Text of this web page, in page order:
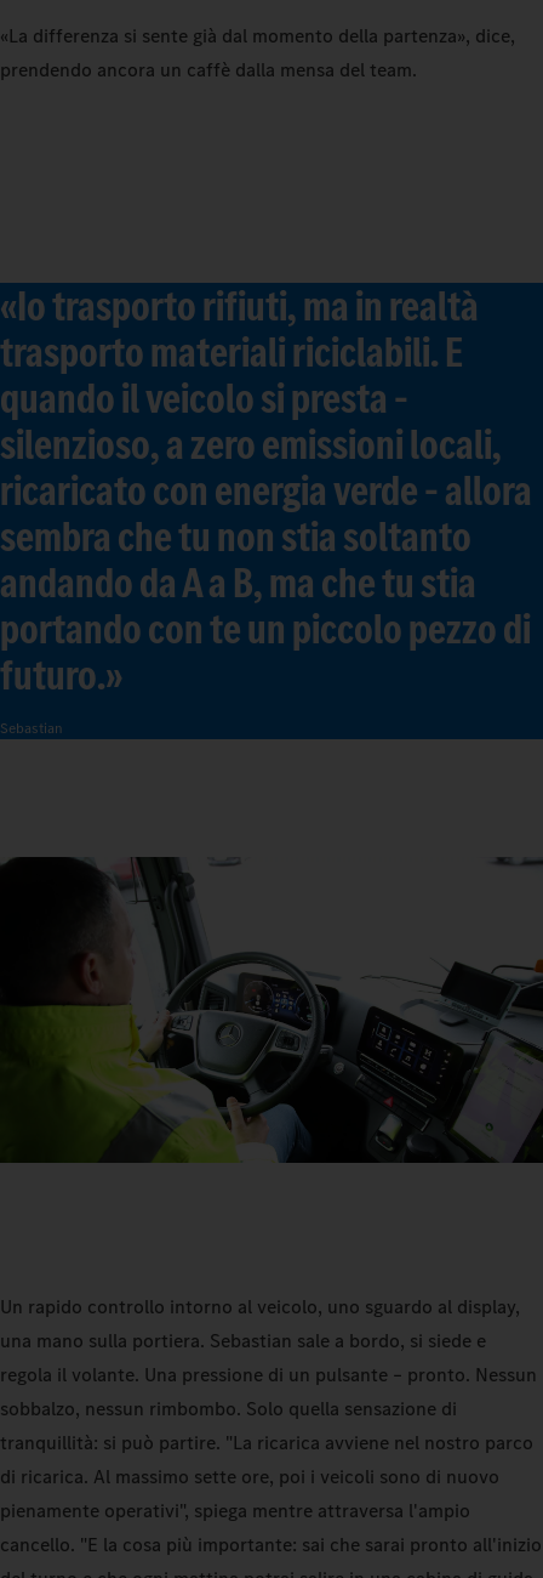
«La differenza si sente già dal momento della partenza», dice,
prendendo ancora un caffè dalla mensa del team.
«Io trasporto rifiuti, ma in realtà
trasporto materiali riciclabili. E
quando il veicolo si presta –
silenzioso, a zero emissioni locali,
ricaricato con energia verde – allora
sembra che tu non stia soltanto
andando da A a B, ma che tu stia
portando con te un piccolo pezzo di
futuro.»
Sebastian
Un rapido controllo intorno al veicolo, uno sguardo al display,
una mano sulla portiera. Sebastian sale a bordo, si siede e
regola il volante. Una pressione di un pulsante – pronto. Nessun
sobbalzo, nessun rimbombo. Solo quella sensazione di
tranquillità: si può partire. "La ricarica avviene nel nostro parco
di ricarica. Al massimo sette ore, poi i veicoli sono di nuovo
pienamente operativi", spiega mentre attraversa l'ampio
cancello. "E la cosa più importante: sai che sarai pronto all'inizio